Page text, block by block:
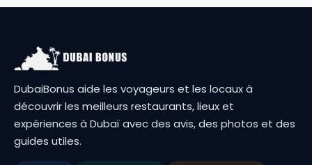
DubaiBonus aide les voyageurs et les locaux à
découvrir les meilleurs restaurants, lieux et
expériences à Dubaï avec des avis, des photos et des
guides utiles.